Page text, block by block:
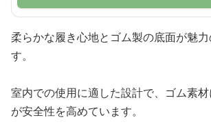
柔らかな履き心地とゴム製の底面が魅
す。
室内での使用に適した設計で、ゴム素
が安全性を高めています。